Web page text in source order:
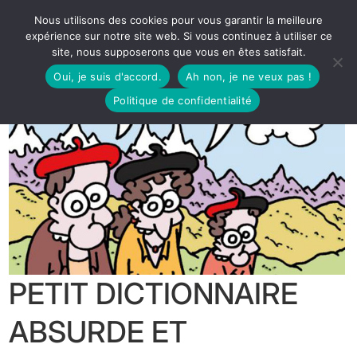
PETIT DICTIONNAIRE
ABSURDE ET
Nous utilisons des cookies pour vous garantir la meilleure
expérience sur notre site web. Si vous continuez à utiliser ce
site, nous supposerons que vous en êtes satisfait.
Oui, je suis d'accord.
Ah non, je ne veux pas !
Politique de confidentialité